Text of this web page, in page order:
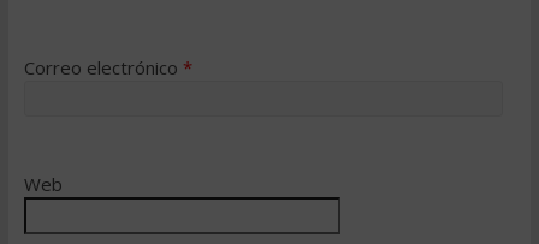
Correo electrónico *
Web